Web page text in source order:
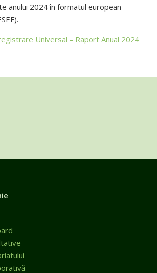
anului 2024 în formatul european
Universal – Raport Anual 2024